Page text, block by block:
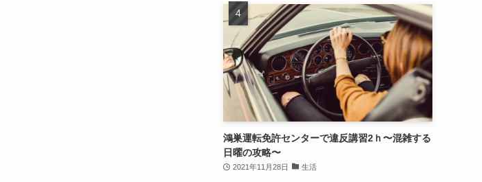
鴻巣運転免許センターで違反講習2ｈ〜混雑する
日曜の攻略〜
2021年11月28日 生活